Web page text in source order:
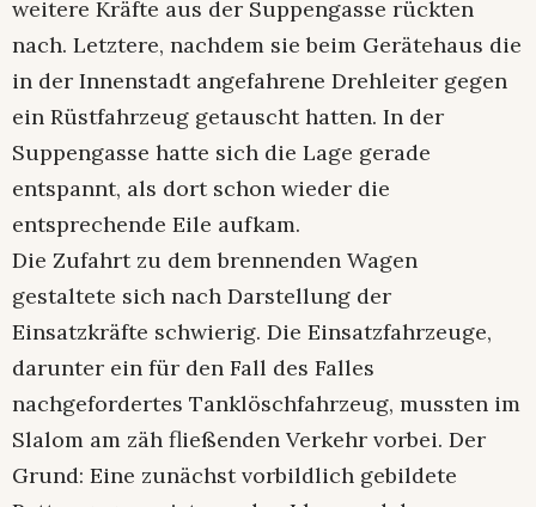
weitere Kräfte aus der Suppengasse rückten
nach. Letztere, nachdem sie beim Gerätehaus die
in der Innenstadt angefahrene Drehleiter gegen
ein Rüstfahrzeug getauscht hatten. In der
Suppengasse hatte sich die Lage gerade
entspannt, als dort schon wieder die
entsprechende Eile aufkam.
Die Zufahrt zu dem brennenden Wagen
gestaltete sich nach Darstellung der
Einsatzkräfte schwierig. Die Einsatzfahrzeuge,
darunter ein für den Fall des Falles
nachgefordertes Tanklöschfahrzeug, mussten im
Slalom am zäh fließenden Verkehr vorbei. Der
Grund: Eine zunächst vorbildlich gebildete